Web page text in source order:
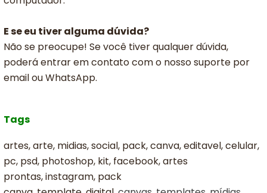
E se eu tiver alguma dúvida?
Não se preocupe! Se você tiver qualquer dúvida,
poderá entrar em contato com o nosso suporte por
email ou WhatsApp.
Tags
artes, arte, midias, social, pack, canva, editavel, celular,
pc, psd, photoshop, kit, facebook, artes
prontas, instagram, pack